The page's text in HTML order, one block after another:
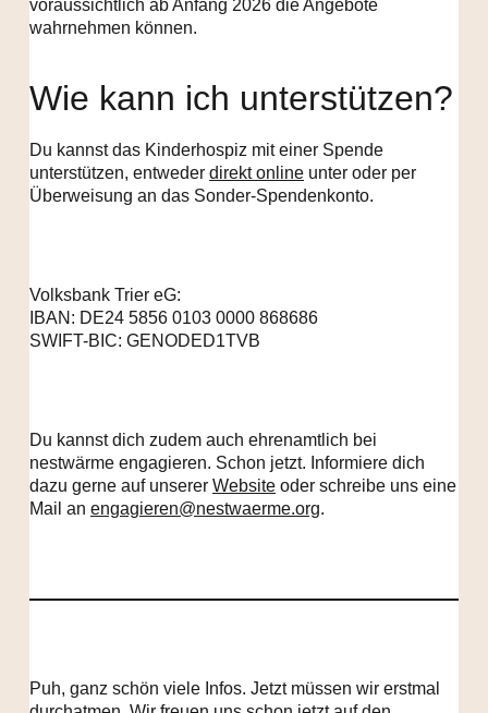
voraussichtlich ab Anfang 2026 die Angebote
wahrnehmen können.
Wie kann ich unterstützen?
Du kannst das Kinderhospiz mit einer Spende
unterstützen, entweder direkt online unter oder per
Überweisung an das Sonder-Spendenkonto.
Volksbank Trier eG:
IBAN: DE24 5856 0103 0000 868686
SWIFT-BIC: GENODED1TVB
Du kannst dich zudem auch ehrenamtlich bei
nestwärme engagieren. Schon jetzt. Informiere dich
dazu gerne auf unserer Website oder schreibe uns eine
Mail an engagieren@nestwaerme.org.
Puh, ganz schön viele Infos. Jetzt müssen wir erstmal